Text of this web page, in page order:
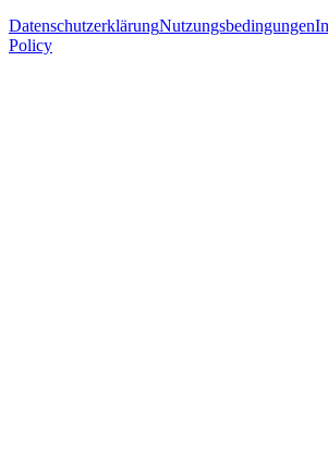
DatenschutzerklärungNutzungsbedingungen
Policy